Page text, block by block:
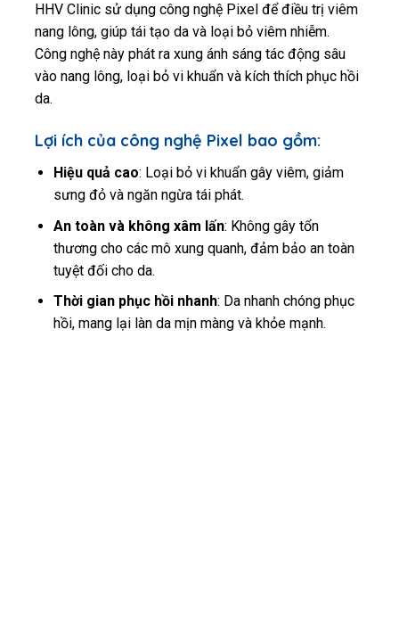
HHV Clinic sử dụng công nghệ Pixel để điều trị viêm
nang lông, giúp tái tạo da và loại bỏ viêm nhiễm.
Công nghệ này phát ra xung ánh sáng tác động sâu
vào nang lông, loại bỏ vi khuẩn và kích thích phục hồi
da.
Lợi ích của công nghệ Pixel bao gồm:
Hiệu quả cao: Loại bỏ vi khuẩn gây viêm, giảm
sưng đỏ và ngăn ngừa tái phát.
An toàn và không xâm lấn: Không gây tổn
thương cho các mô xung quanh, đảm bảo an toàn
tuyệt đối cho da.
Thời gian phục hồi nhanh: Da nhanh chóng phục
hồi, mang lại làn da mịn màng và khỏe mạnh.